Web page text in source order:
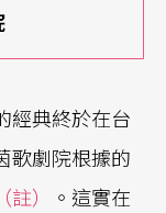
經典終於在台
歌劇院根據的
（註）
。這實在